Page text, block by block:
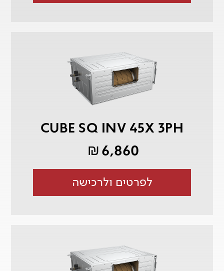
CUBE SQ INV 45X 3PH
6,860
₪
לפרטים ולרכישה